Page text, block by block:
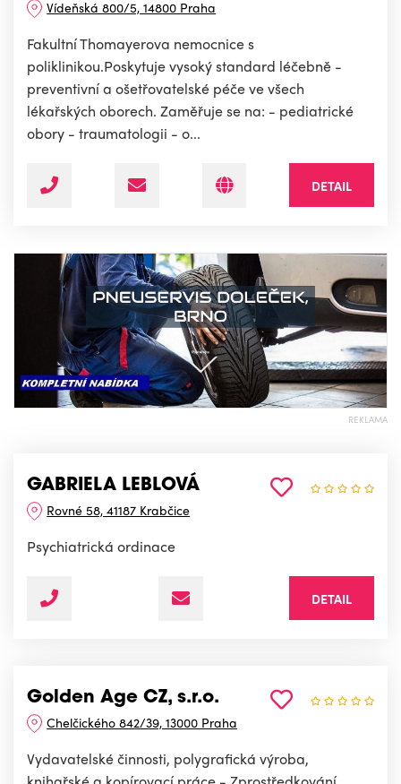
Vídeňská 800/5, 14800 Praha
Fakultní Thomayerova nemocnice s
poliklinikou.Poskytuje vysoký standard léčebně -
preventivní a ošetřovatelské péče ve všech
lékařských oborech. Zaměřuje se na: - pediatrické
obory - traumatologii - o...
DETAIL
REKLAMA
GABRIELA LEBLOVÁ
Rovné 58, 41187 Krabčice
Psychiatrická ordinace
DETAIL
Golden Age CZ, s.r.o.
Chelčického 842/39, 13000 Praha
Vydavatelské činnosti, polygrafická výroba,